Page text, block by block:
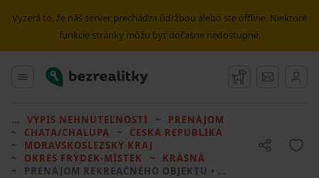
Vyzerá to, že náš server prechádza údržbou alebo ste offline. Niektoré
funkcie stránky môžu byť dočasne nedostupné.
Hlavné menu
Bezrealitky Strážny pes
Správy
VÝPIS NEHNUTEĽNOSTÍ
PRENÁJOM
CHATA/CHALUPA
ČESKÁ REPUBLIKA
MORAVSKOSLEZSKÝ KRAJ
OKRES FRÝDEK-MÍSTEK
KRÁSNÁ
PRENÁJOM REKREAČNÉHO OBJEKTU • 3 LOŽNICE BEZ REALITKY